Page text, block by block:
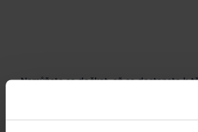
Nemůžete se dočkat, až se dostanete k